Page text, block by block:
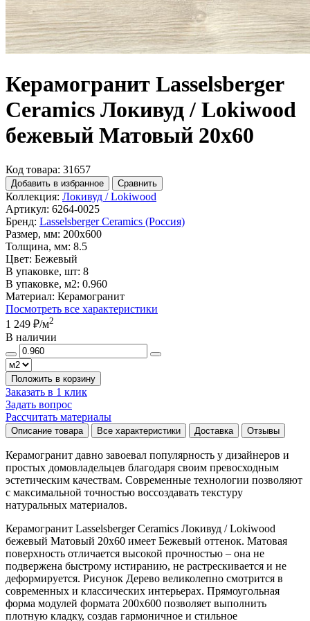
Керамогранит Lasselsberger
Ceramics Локивуд / Lokiwood
бежевый Матовый 20x60
Код товара: 31657
Добавить в избранное Сравнить
Коллекция: Локивуд / Lokiwood
Артикул: 6264-0025
Бренд: Lasselsberger Ceramics (Россия)
Размер, мм: 200x600
Толщина, мм: 8.5
Цвет: Бежевый
В упаковке, шт: 8
В упаковке, м2: 0.960
Материал: Керамогранит
Посмотреть все характеристики
1 249 ₽/м2
В наличии
Положить в корзину
Заказать в 1 клик
Задать вопрос
Рассчитать материалы
Описание товара Все характеристики Доставка Отзывы
Керамогранит давно завоевал популярность у дизайнеров и
простых домовладельцев благодаря своим превосходным
эстетическим качествам. Современные технологии позволяют
с максимальной точностью воссоздавать текстуру
натуральных материалов.
Керамогранит Lasselsberger Ceramics Локивуд / Lokiwood
бежевый Матовый 20x60 имеет Бежевый оттенок. Матовая
поверхность отличается высокой прочностью – она не
подвержена быстрому истиранию, не растрескивается и не
деформируется. Рисунок Дерево великолепно смотрится в
современных и классических интерьерах. Прямоугольная
форма модулей формата 200x600 позволяет выполнить
плотную кладку, создав гармоничное и стильное